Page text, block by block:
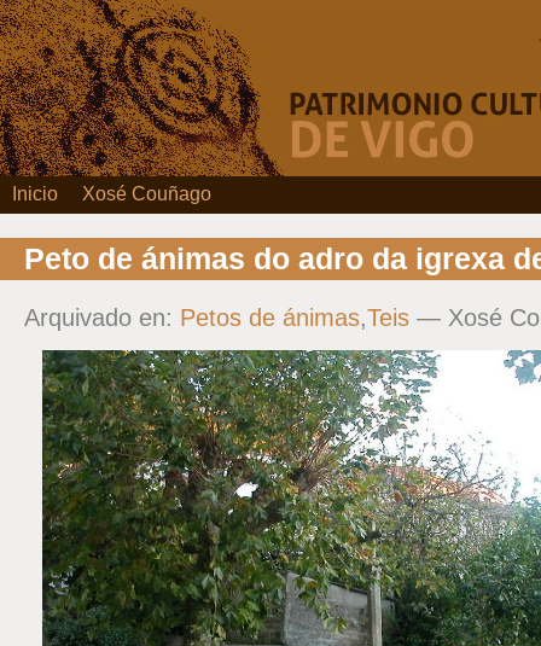
Inicio Xosé Couñago
Peto de ánimas do adro da igrexa
Arquivado en: Petos de ánimas,Teis — Xosé